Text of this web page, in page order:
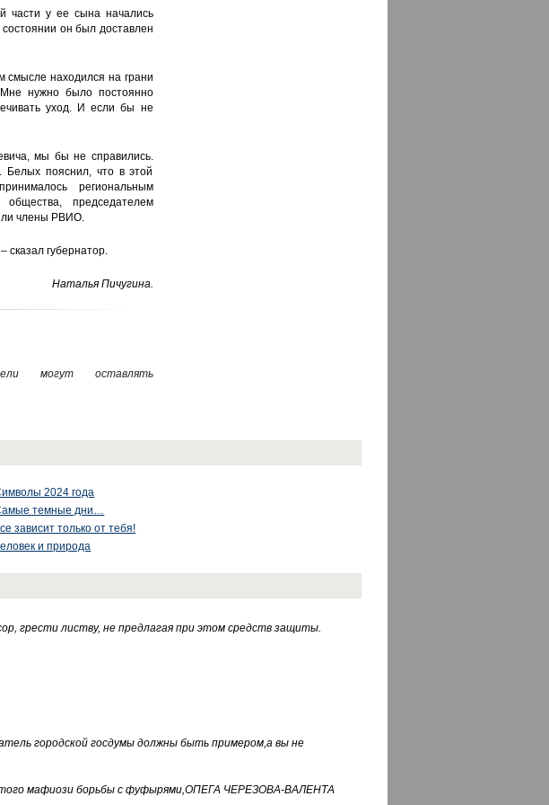
части у ее сына начались
он был доставлен
смысле находился на грани
нужно было постоянно
уход. И если бы не
мы бы не справились.
Белых пояснил, что в этой
региональным
общества, председателем
члены РВИО.
сказал губернатор.
Наталья Пичугина.
могут оставлять
2024 года
темные дни…
зависит только от тебя!
и природа
грести листву, не предлагая при этом средств защиты.
городской госдумы должны быть примером,а вы не
мафиози борьбы с фуфырями,ОПЕГА ЧЕРЕЗОВА-ВАЛЕНТА